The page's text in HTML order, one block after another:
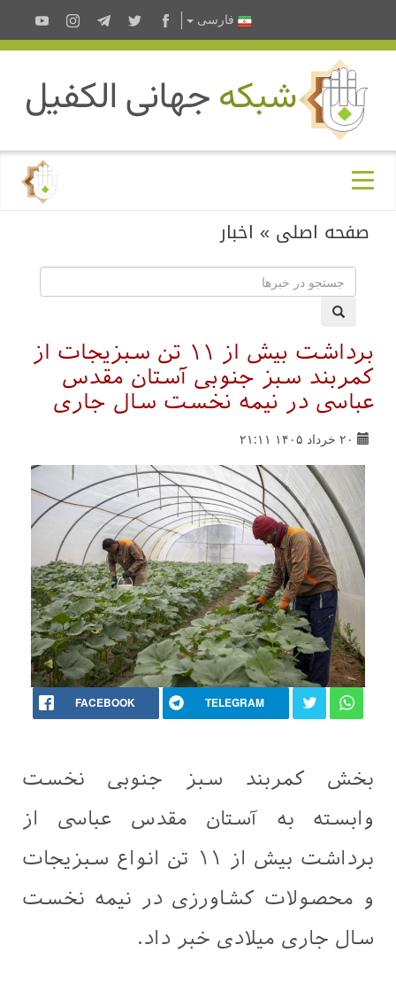
فارسى
صفحه اصلی » اخبار
برداشت بیش از ۱۱ تن سبزیجات از
کمربند سبز جنوبی آستان مقدس
عباسی در نیمه نخست سال جاری
۲۰ خرداد ۱۴۰۵ ۲۱:۱۱
FACEBOOK TELEGRAM
بخش کمربند سبز جنوبی نخست
وابسته به آستان مقدس عباسی از
برداشت بیش از ۱۱ تن انواع سبزیجات
و محصولات کشاورزی در نیمه نخست
سال جاری میلادی خبر داد.